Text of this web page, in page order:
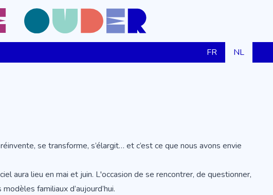
FR NL
se transforme, s’élargit… et c’est ce que nous avons envie
aura lieu en mai et juin. L'occasion de se rencontrer, de questionner,
familiaux d’aujourd’hui.